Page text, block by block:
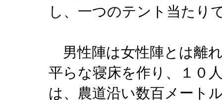
し、一つのテント当た
男性陣は女性陣とは離
平らな寝床を作り、１０
は、農道沿い数百メート